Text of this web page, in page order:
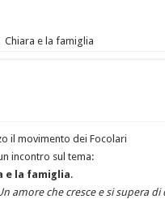
Chiara e la famiglia
il movimento dei Focolari
incontro sul tema:
e la famiglia.
amore che cresce e si supera di